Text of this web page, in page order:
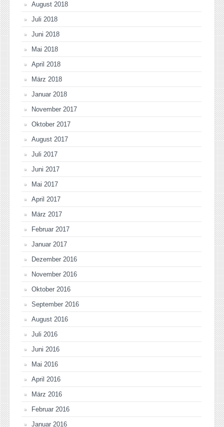
August 2018
Juli 2018
Juni 2018
Mai 2018
April 2018
März 2018
Januar 2018
November 2017
Oktober 2017
August 2017
Juli 2017
Juni 2017
Mai 2017
April 2017
März 2017
Februar 2017
Januar 2017
Dezember 2016
November 2016
Oktober 2016
September 2016
August 2016
Juli 2016
Juni 2016
Mai 2016
April 2016
März 2016
Februar 2016
Januar 2016